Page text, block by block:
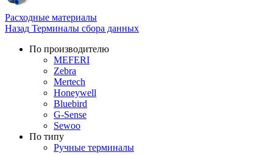
Расходные материалы
Назад Терминалы сбора данных
По производителю
MEFERI
Zebra
Mertech
Honeywell
Bluebird
G-Sense
Sewoo
По типу
Ручные терминалы